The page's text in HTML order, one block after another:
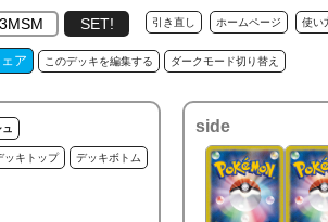
引き直し ホームページ 使い
ア このデッキを編集する ダークモード切り替え
ッキトップ デッキボトム
side